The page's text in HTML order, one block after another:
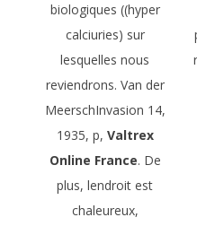
biologiques ((hyper
calciuries) sur
lesquelles nous
reviendrons. Van der
MeerschInvasion 14,
1935, p, Valtrex
Online France. De
plus, lendroit est
chaleureux,